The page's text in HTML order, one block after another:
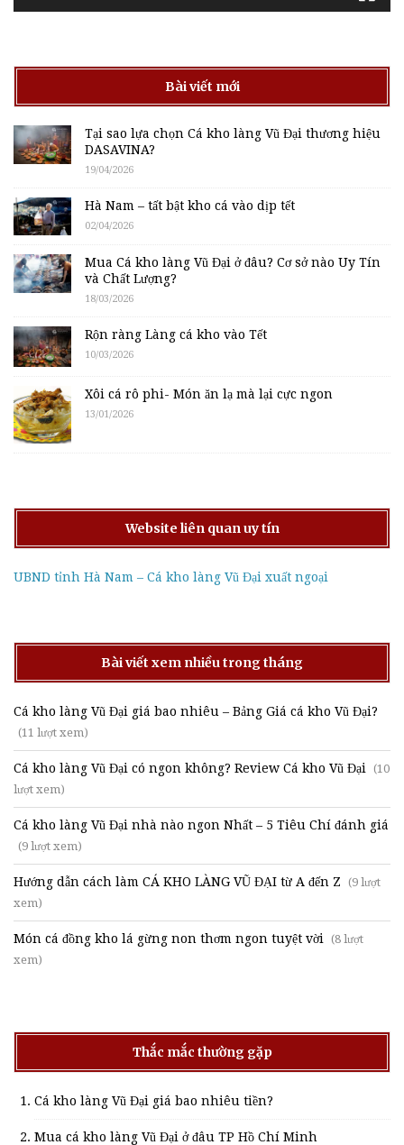
Bài viết mới
Tại sao lựa chọn Cá kho làng Vũ Đại thương hiệu
DASAVINA?
19/04/2026
Hà Nam – tất bật kho cá vào dịp tết
02/04/2026
Mua Cá kho làng Vũ Đại ở đâu? Cơ sở nào Uy Tín
và Chất Lượng?
18/03/2026
Rộn ràng Làng cá kho vào Tết
10/03/2026
Xôi cá rô phi- Món ăn lạ mà lại cực ngon
13/01/2026
Website liên quan uy tín
UBND tỉnh Hà Nam – Cá kho làng Vũ Đại xuất ngoại
Bài viết xem nhiều trong tháng
Cá kho làng Vũ Đại giá bao nhiêu – Bảng Giá cá kho Vũ Đại?
(11 lượt xem)
Cá kho làng Vũ Đại có ngon không? Review Cá kho Vũ Đại (10
lượt xem)
Cá kho làng Vũ Đại nhà nào ngon Nhất – 5 Tiêu Chí đánh giá
(9 lượt xem)
Hướng dẫn cách làm CÁ KHO LÀNG VŨ ĐẠI từ A đến Z (9 lượt
xem)
Món cá đồng kho lá gừng non thơm ngon tuyệt vời (8 lượt
xem)
Thắc mắc thường gặp
Cá kho làng Vũ Đại giá bao nhiêu tiền?
Mua cá kho làng Vũ Đại ở đâu TP Hồ Chí Minh